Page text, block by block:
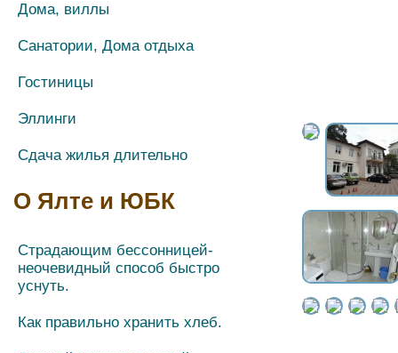
Дома, виллы
Санатории, Дома отдыха
Гостиницы
Эллинги
Сдача жилья длительно
О Ялте и ЮБК
Страдающим бессонницей-
неочевидный способ быстро
уснуть.
Как правильно хранить хлеб.